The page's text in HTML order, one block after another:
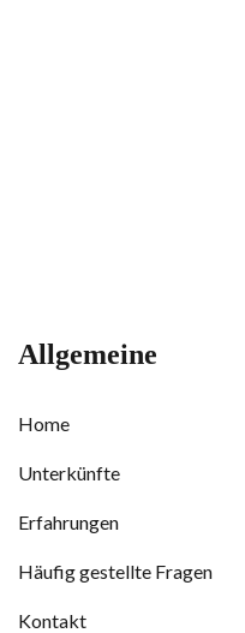
Allgemeine
Home
Unterkünfte
Erfahrungen
Häufig gestellte Fragen
Kontakt